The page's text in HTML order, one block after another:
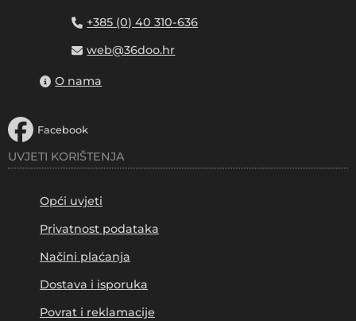
+385 (0) 40 310-636
web@36doo.hr
O nama
Facebook
UVJETI KORIŠTENJA
Opći uvjeti
Privatnost podataka
Načini plaćanja
Dostava i isporuka
Povrat i reklamacije